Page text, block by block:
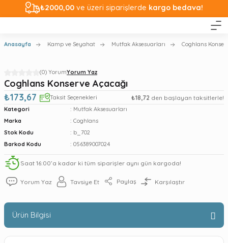
₺2000,00 ve üzeri siparişlerde kargo bedava!
Anasayfa Kamp ve Seyahat Mutfak Aksesuarları Coghlans
(0) YorumYorum Yaz
Coghlans Konserve Açacağı
₺173,67
Taksit Seçenekleri ₺18,72 den başlayan taksitlerle!
Kategori
Mutfak Aksesuarları
Marka
Coghlans
Stok Kodu
b_702
Barkod Kodu
056389007024
Saat 16:00’a kadar ki tüm siparişler aynı gün kargoda!
Yorum Yaz Tavsiye Et Paylaş Karşılaştır
Ürün Bilgisi